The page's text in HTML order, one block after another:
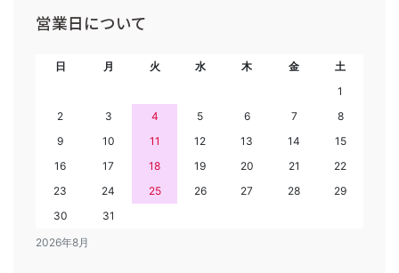
営業日について
2026年8月
日 月 火 水 木 金
土
1
2
3 4 5 6 7
8
9
10 11 12 13 14
15
16
17 18 19 20 21
22
23
24 25 26 27 28
29
30
31